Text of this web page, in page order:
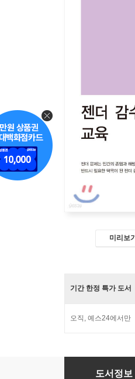
미리보기
기간 한정 특가 도서
오직, 예스24에서만
젠더 감수성을
도서정보